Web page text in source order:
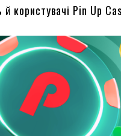
користувачі Pin Up